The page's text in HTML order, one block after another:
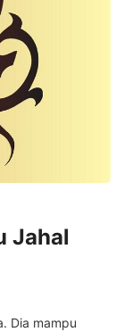
Jahal
Dia mampu